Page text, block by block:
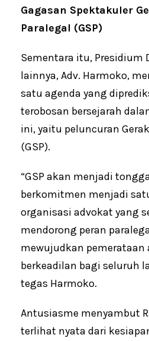
Gagasan Spektakuler
Paralegal (GSP)
Sementara itu, Presidium
lainnya, Adv. Harmoko,
satu agenda yang
terobosan bersejarah
ini, yaitu peluncuran
(GSP).
“GSP akan menjadi
berkomitmen menjadi
organisasi advokat yang
mendorong peran
mewujudkan pemerataan
berkeadilan bagi seluruh
tegas Harmoko.
Antusiasme menyambut
terlihat nyata dari